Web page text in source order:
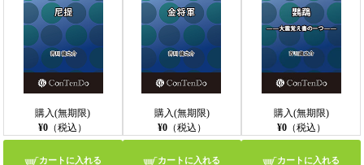
購入(無期限)
¥0 （税込）
カートに入れる
購入(無期限)
¥0（税込）
カートに入れる
購入(無期限)
¥0（税込）
カートに入れる